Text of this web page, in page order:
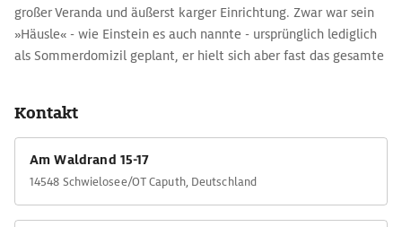
großer Veranda und äußerst karger Einrichtung. Zwar war sein
»Häusle« - wie Einstein es auch nannte - ursprünglich lediglich
als Sommerdomizil geplant, er hielt sich aber fast das gesamte
ihm hier wichtiger als Empfänge und offizielle Verpflichtungen.
Das Sommerhaus des Universalgenies wird heute für kulturelle
Veranstaltungen genutzt.
Kontakt
Am Waldrand 15-17
14548 Schwielosee/OT Caputh, Deutschland